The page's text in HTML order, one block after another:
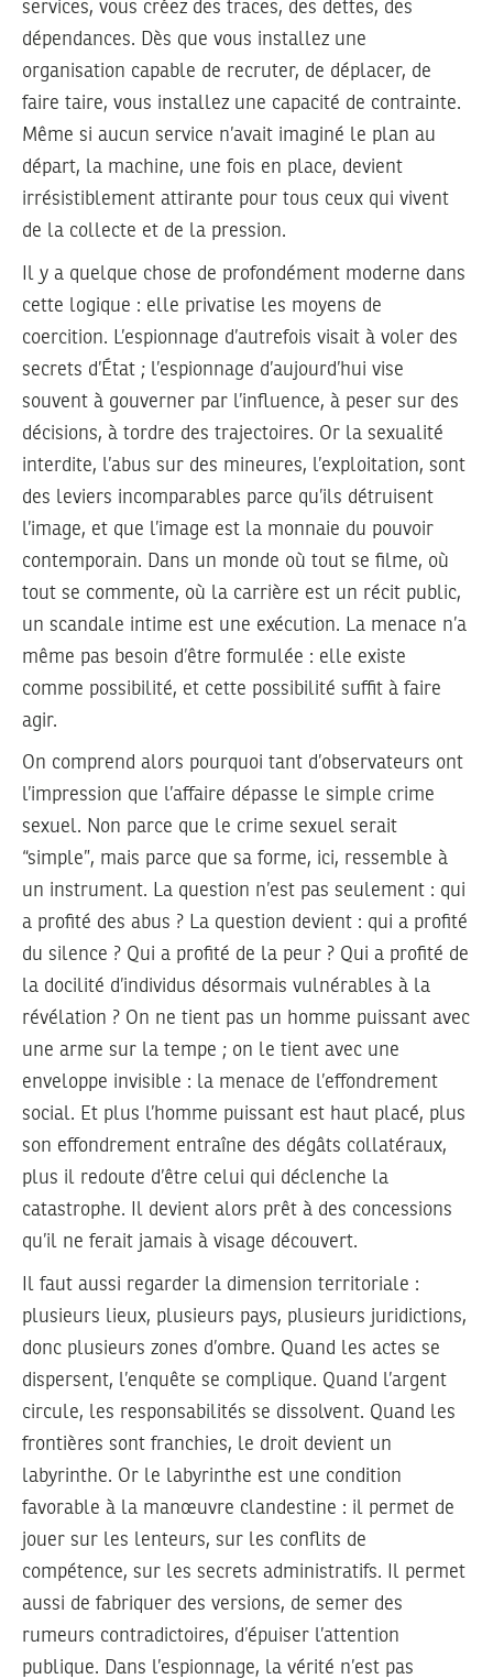
services, vous créez des traces, des dettes, des
dépendances. Dès que vous installez une
organisation capable de recruter, de déplacer, de
faire taire, vous installez une capacité de contrainte.
Même si aucun service n’avait imaginé le plan au
départ, la machine, une fois en place, devient
irrésistiblement attirante pour tous ceux qui vivent
de la collecte et de la pression.
Il y a quelque chose de profondément moderne dans
cette logique : elle privatise les moyens de
coercition. L’espionnage d’autrefois visait à voler des
secrets d’État ; l’espionnage d’aujourd’hui vise
souvent à gouverner par l’influence, à peser sur des
décisions, à tordre des trajectoires. Or la sexualité
interdite, l’abus sur des mineures, l’exploitation, sont
des leviers incomparables parce qu’ils détruisent
l’image, et que l’image est la monnaie du pouvoir
contemporain. Dans un monde où tout se filme, où
tout se commente, où la carrière est un récit public,
un scandale intime est une exécution. La menace n’a
même pas besoin d’être formulée : elle existe
comme possibilité, et cette possibilité suffit à faire
agir.
On comprend alors pourquoi tant d’observateurs ont
l’impression que l’affaire dépasse le simple crime
sexuel. Non parce que le crime sexuel serait
“simple”, mais parce que sa forme, ici, ressemble à
un instrument. La question n’est pas seulement : qui
a profité des abus ? La question devient : qui a profité
du silence ? Qui a profité de la peur ? Qui a profité de
la docilité d’individus désormais vulnérables à la
révélation ? On ne tient pas un homme puissant avec
une arme sur la tempe ; on le tient avec une
enveloppe invisible : la menace de l’effondrement
social. Et plus l’homme puissant est haut placé, plus
son effondrement entraîne des dégâts collatéraux,
plus il redoute d’être celui qui déclenche la
catastrophe. Il devient alors prêt à des concessions
qu’il ne ferait jamais à visage découvert.
Il faut aussi regarder la dimension territoriale :
plusieurs lieux, plusieurs pays, plusieurs juridictions,
donc plusieurs zones d’ombre. Quand les actes se
dispersent, l’enquête se complique. Quand l’argent
circule, les responsabilités se dissolvent. Quand les
frontières sont franchies, le droit devient un
labyrinthe. Or le labyrinthe est une condition
favorable à la manœuvre clandestine : il permet de
jouer sur les lenteurs, sur les conflits de
compétence, sur les secrets administratifs. Il permet
aussi de fabriquer des versions, de semer des
rumeurs contradictoires, d’épuiser l’attention
publique. Dans l’espionnage, la vérité n’est pas